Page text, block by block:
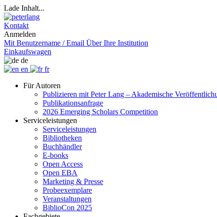
Lade Inhalt...
Kontakt
Anmelden
Mit Benutzername / Email Über Ihre Institution
Einkaufswagen
de
en
fr
Für Autoren
Publizieren mit Peter Lang – Akademische
Publikationsanfrage
2026 Emerging Scholars Competition
Serviceleistungen
Serviceleistungen
Bibliotheken
Buchhändler
E-books
Open Access
Open EBA
Marketing & Presse
Probeexemplare
Veranstaltungen
BiblioCon 2025